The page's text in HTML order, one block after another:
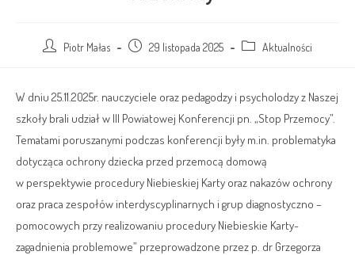
Piotr Małas 29 listopada 2025 Aktualności
W dniu 25.11.2025r. nauczyciele oraz pedagodzy i psycholodzy z Naszej
szkoły brali udział w III Powiatowej Konferencji pn. „Stop Przemocy”.
Tematami poruszanymi podczas konferencji były m.in. problematyka
dotycząca ochrony dziecka przed przemocą domową
w perspektywie procedury Niebieskiej Karty oraz nakazów ochrony
oraz praca zespołów interdyscyplinarnych i grup diagnostyczno –
pomocowych przy realizowaniu procedury Niebieskie Karty-
zagadnienia problemowe” przeprowadzone przez p. dr Grzegorza